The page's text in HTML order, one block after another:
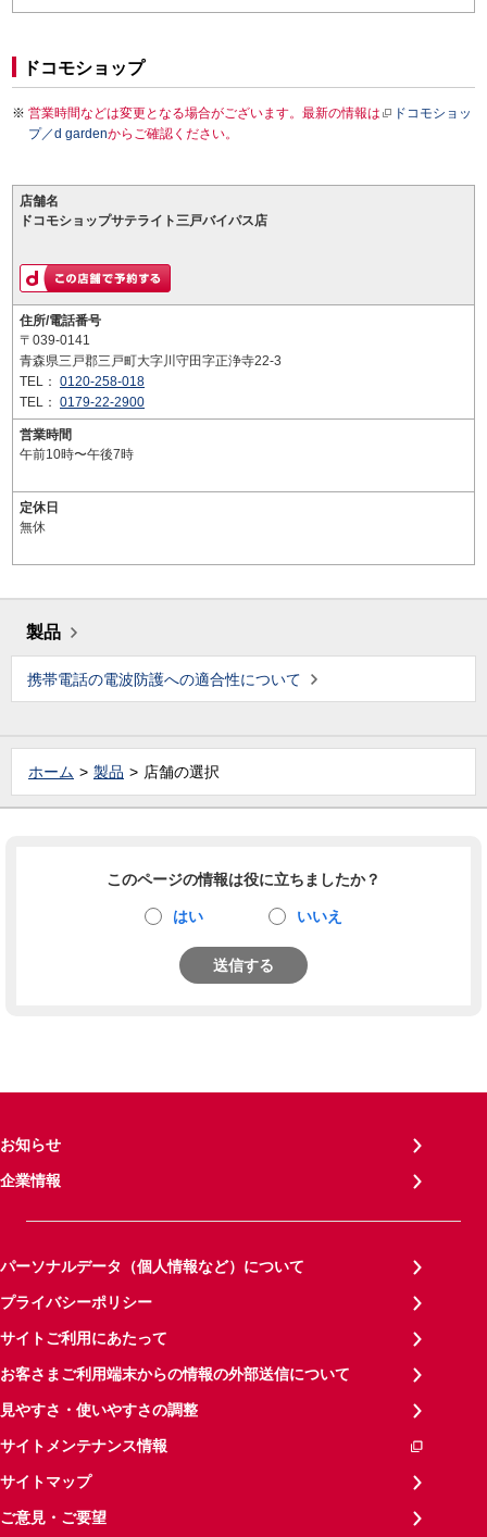
ドコモショップ
営業時間などは変更となる場合がございます。最新の情報は
ドコモショッ
プ／d gardenからご確認ください。
店舗名
ドコモショップサテライト三戸バイパス店
住所/電話番号
〒039-0141
青森県三戸郡三戸町大字川守田字正浄寺22-3
TEL： 0120-258-018
TEL： 0179-22-2900
営業時間
午前10時〜午後7時
定休日
無休
製品
携帯電話の電波防護への適合性について
ホーム 製品 店舗の選択
このページの情報は役に立ちましたか？
はい いいえ
送信する
お知らせ
企業情報
パーソナルデータ（個人情報など）について
プライバシーポリシー
サイトご利用にあたって
お客さまご利用端末からの情報の外部送信について
見やすさ・使いやすさの調整
サイトメンテナンス情報
サイトマップ
ご意見・ご要望